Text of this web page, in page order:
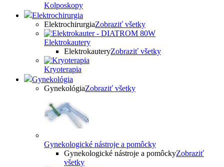
Kolposkopy
Elektrochirurgia
ElektrochirurgiaZobraziť všetky
Elektrokautery
ElektrokauteryZobraziť všetky
Kryoterapia
Gynekológia
GynekológiaZobraziť všetky
Gynekologické nástroje a pomôcky
Gynekologické nástroje a pomôckyZobraziť
všetky